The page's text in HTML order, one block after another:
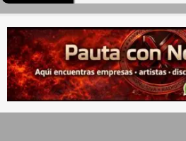
Navigation
Menu